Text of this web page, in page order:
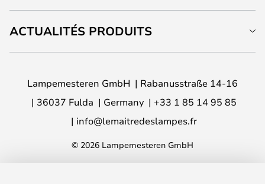
ACTUALITÉS PRODUITS
Lampemesteren GmbH
Rabanusstraße 14-16
36037 Fulda
Germany
+33 1 85 14 95 85
info@lemaitredeslampes.fr
© 2026 Lampemesteren GmbH